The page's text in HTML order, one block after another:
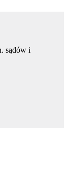
sądów i